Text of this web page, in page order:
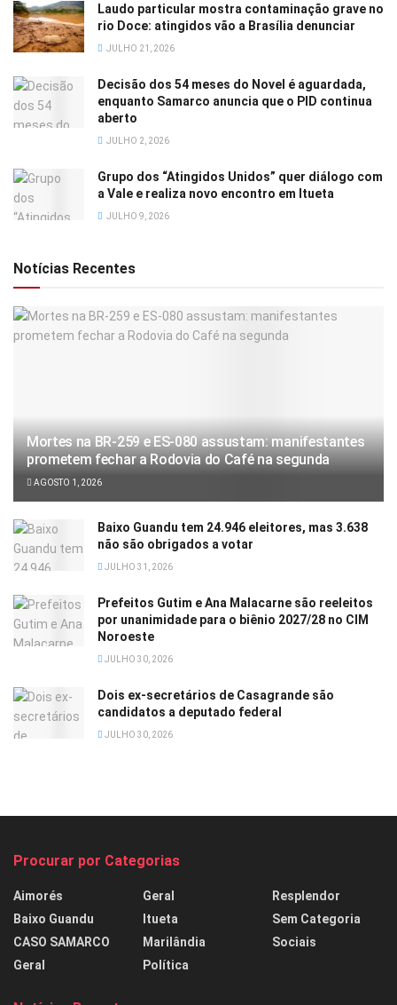
Laudo particular mostra contaminação grave no
rio Doce: atingidos vão a Brasília denunciar
JULHO 21, 2026
Decisão dos 54 meses do Novel é aguardada,
enquanto Samarco anuncia que o PID continua
aberto
JULHO 2, 2026
Grupo dos “Atingidos Unidos” quer diálogo com
a Vale e realiza novo encontro em Itueta
JULHO 9, 2026
Notícias Recentes
Mortes na BR-259 e ES-080 assustam: manifestantes
prometem fechar a Rodovia do Café na segunda
AGOSTO 1, 2026
Baixo Guandu tem 24.946 eleitores, mas 3.638
não são obrigados a votar
JULHO 31, 2026
Prefeitos Gutim e Ana Malacarne são reeleitos
por unanimidade para o biênio 2027/28 no CIM
Noroeste
JULHO 30, 2026
Dois ex-secretários de Casagrande são
candidatos a deputado federal
JULHO 30, 2026
Procurar por Categorias
Aimorés
Baixo Guandu
CASO SAMARCO
Geral
Geral
Itueta
Marilândia
Política
Resplendor
Sem Categoria
Sociais